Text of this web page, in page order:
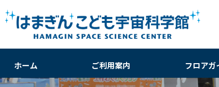
ホーム ご利用案内 フロアガ